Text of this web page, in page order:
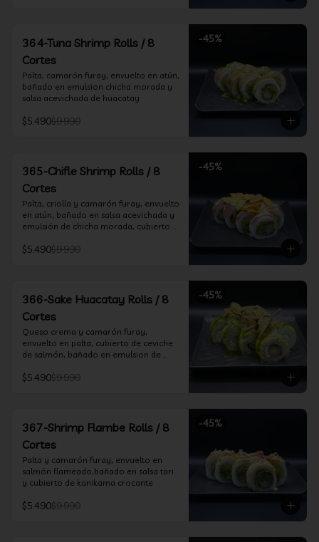
-45%
364-Tuna Shrimp Rolls / 8
Cortes
Palta, camarón furay, envuelto en atún,
bañado en emulsion chicha morada y
salsa acevichada de huacatay
$5.490$9.990
-45%
365-Chifle Shrimp Rolls / 8
Cortes
Palta, criolla y camarón furay, envuelto
en atún, bañado en salsa acevichada y
emulsión de chicha morada, cubierto
$5.490$9.990
-45%
366-Sake Huacatay Rolls / 8
Cortes
Queso crema y camarón furay,
envuelto en palta, cubierto de ceviche
de salmón, bañado en emulsion de
$5.490$9.990
-45%
367-Shrimp Flambe Rolls / 8
Cortes
Palta y camarón furay, envuelto en
salmón flameado,bañado en salsa tari
y cubierto de kanikama crocante
$5.490$9.990